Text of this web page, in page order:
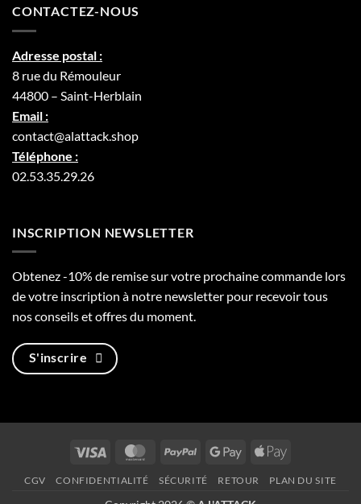
CONTACTEZ-NOUS
Adresse postal :
8 rue du Rémouleur
44800 – Saint-Herblain
Email :
contact@alattack.shop
Téléphone :
02.53.35.29.26
INSCRIPTION NEWSLETTER
Obtenez -10% de remise sur votre prochaine commande lors
de votre inscription à notre newsletter pour recevoir tous
nos conseils et offres du moment.
S'inscrire
Visa MasterCardPayPal
Google
Apple
CGV CONFIDENTIALITÉ SÉCURITÉ RETOUR PLAN DU SITE